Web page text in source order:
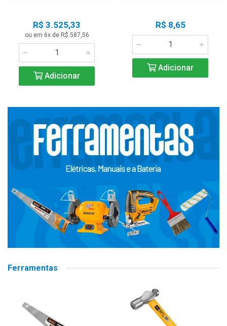
R$ 3.525,33
ou em 6x de R$ 587,56
Adicionar
R$ 8,65
Adicionar
Ferramentas